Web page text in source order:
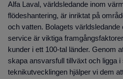
Alfa Laval, världsledande inom
flödeshantering, är inriktat på
och vatten. Bolagets
service är viktiga
kunder i ett 100-tal länder. Genom
skapa ansvarsfull tillväxt och ligga i
teknikutvecklingen hjälper vi dem